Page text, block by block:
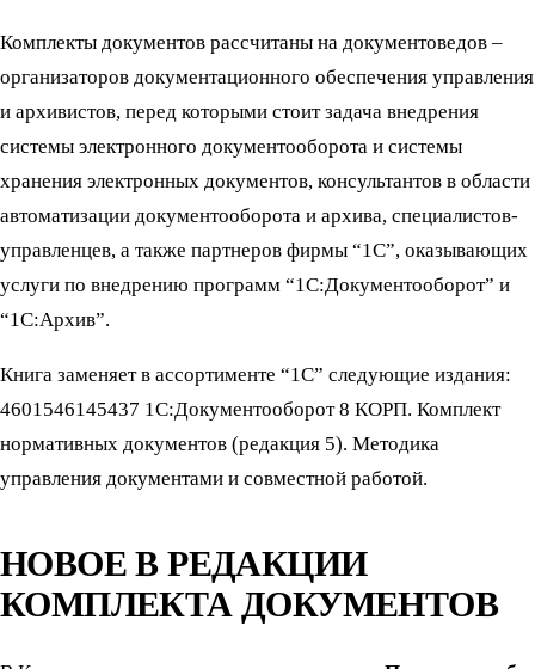
Комплекты документов рассчитаны на документоведов –
организаторов документационного обеспечения управления
и архивистов, перед которыми стоит задача внедрения
системы электронного документооборота и системы
хранения электронных документов, консультантов в области
автоматизации документооборота и архива, специалистов-
управленцев, а также партнеров фирмы “1С”, оказывающих
услуги по внедрению программ “1С:Документооборот” и
“1С:Архив”.
Книга заменяет в ассортименте “1С” следующие издания:
4601546145437 1С:Документооборот 8 КОРП. Комплект
нормативных документов (редакция 5). Методика
управления документами и совместной работой.
НОВОЕ В РЕДАКЦИИ
КОМПЛЕКТА ДОКУМЕНТОВ